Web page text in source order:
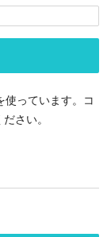
っています。
コ
ださい。